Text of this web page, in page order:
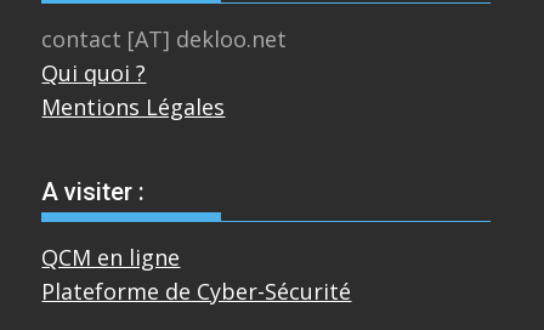
contact [AT] dekloo.net
Qui quoi ?
Mentions Légales
A visiter :
QCM en ligne
Plateforme de Cyber-Sécurité